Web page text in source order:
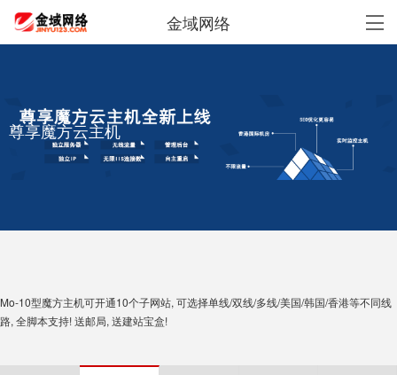
金域网络
尊享魔方云主机
Mo-10型魔方主机可开通10个子网站, 可选择单线/双线/多线/美国/韩国/香港等不同线
路, 全脚本支持! 送邮局, 送建站宝盒!